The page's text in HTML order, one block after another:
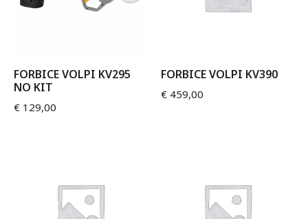
FORBICE VOLPI KV295
NO KIT
€ 129,00
FORBICE VOLPI KV390
€ 459,00